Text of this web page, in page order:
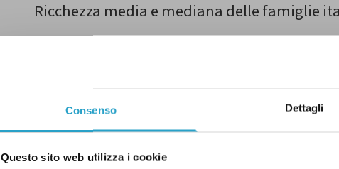
Consenso Dettagli
Questo sito web utilizza i cookie